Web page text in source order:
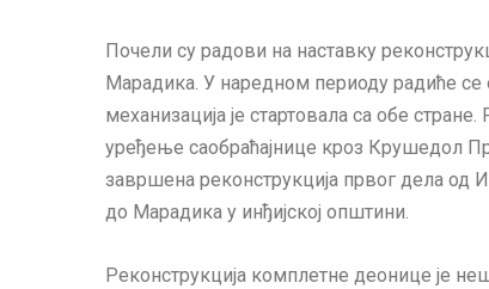
Почели су радови на наставку
Марадика. У наредном периоду радиће
механизација је стартовала са обе
уређење саобраћајнице кроз Крушедол
завршена реконструкција првог дела од
до Марадика у инђијској општини.
Реконструкција комплетне деонице је